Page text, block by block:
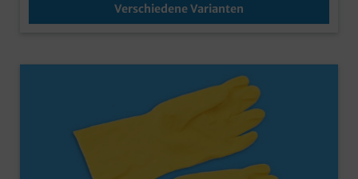
Verschiedene Varianten